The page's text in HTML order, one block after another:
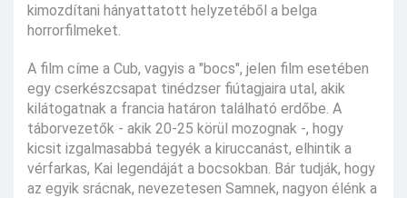
kimozdítani hányattatott helyzetéből a belga
horrorfilmeket.
A film címe a Cub, vagyis a "bocs", jelen film esetében
egy cserkészcsapat tinédzser fiútagjaira utal, akik
kilátogatnak a francia határon található erdőbe. A
táborvezetők - akik 20-25 körül mozognak -, hogy
kicsit izgalmasabbá tegyék a kiruccanást, elhintik a
vérfarkas, Kai legendáját a bocsokban. Bár tudják, hogy
az egyik srácnak, nevezetesen Samnek, nagyon élénk a